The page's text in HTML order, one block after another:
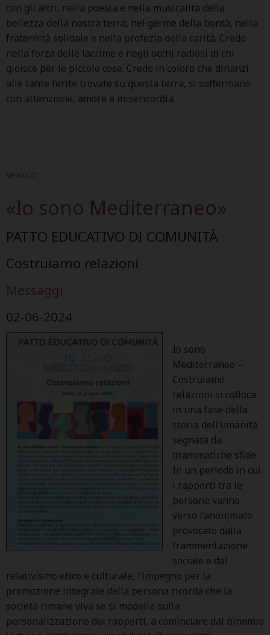
con gli altri, nella poesia e nella musicalità della
bellezza della nostra terra, nel germe della bontà, nella
fraternità solidale e nella profezia della carità. Credo
nella forza delle lacrime e negli occhi radiosi di chi
gioisce per le piccole cose. Credo in coloro che dinanzi
alle tante ferite trovate su questa terra, si soffermano
con attenzione, amore e misericordia.
MESSAGGI
«Io sono Mediterraneo»
PATTO EDUCATIVO DI COMUNITÀ
Costruiamo relazioni
Messaggi
02-06-2024
Io sono
Mediterraneo –
Costruiamo
relazioni si colloca
in una fase della
storia dell’umanità
segnata da
drammatiche sfide.
In un periodo in cui
i rapporti tra le
persone vanno
verso l’anonimato
provocato dalla
frammentazione
sociale e dal
relativismo etico e culturale, l’impegno per la
promozione integrale della persona ricorda che la
società rimane viva se si modella sulla
personalizzazione dei rapporti, a cominciare dal binomio